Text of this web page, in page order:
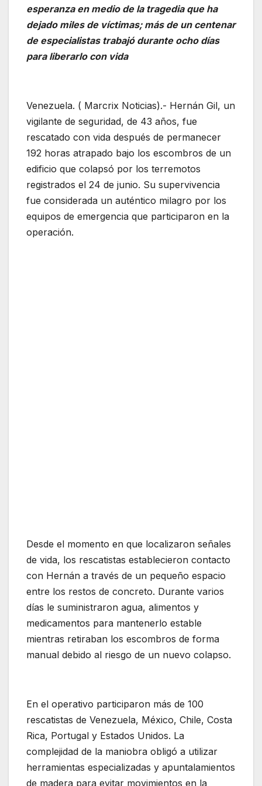
esperanza en medio de la tragedia que ha
dejado miles de víctimas; más de un centenar
de especialistas trabajó durante ocho días
para liberarlo con vida
Venezuela. ( Marcrix Noticias).- Hernán Gil, un
vigilante de seguridad, de 43 años, fue
rescatado con vida después de permanecer
192 horas atrapado bajo los escombros de un
edificio que colapsó por los terremotos
registrados el 24 de junio. Su supervivencia
fue considerada un auténtico milagro por los
equipos de emergencia que participaron en la
operación.
Desde el momento en que localizaron señales
de vida, los rescatistas establecieron contacto
con Hernán a través de un pequeño espacio
entre los restos de concreto. Durante varios
días le suministraron agua, alimentos y
medicamentos para mantenerlo estable
mientras retiraban los escombros de forma
manual debido al riesgo de un nuevo colapso.
En el operativo participaron más de 100
rescatistas de Venezuela, México, Chile, Costa
Rica, Portugal y Estados Unidos. La
complejidad de la maniobra obligó a utilizar
herramientas especializadas y apuntalamientos
de madera para evitar movimientos en la